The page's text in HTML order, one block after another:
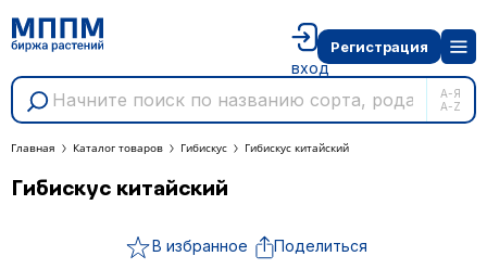
А-Я
A-Z
вход
Регистрация
Главная Каталог товаров Гибискус Гибискус китайский
Гибискус китайский
В избранное Поделиться